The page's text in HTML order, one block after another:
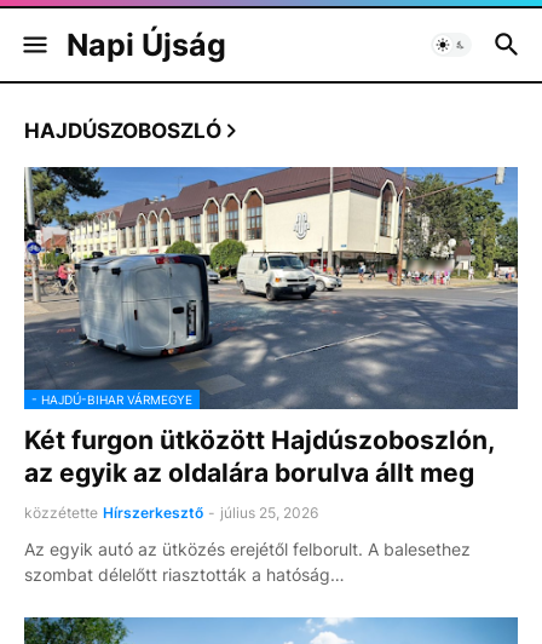
Napi Újság
HAJDÚSZOBOSZLÓ
- HAJDÚ-BIHAR VÁRMEGYE
Két furgon ütközött Hajdúszoboszlón,
az egyik az oldalára borulva állt meg
közzétette Hírszerkesztő - július 25, 2026
Az egyik autó az ütközés erejétől felborult. A balesethez
szombat délelőtt riasztották a hatóság…